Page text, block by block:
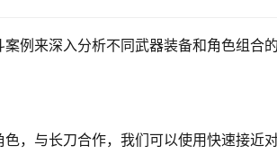
例来深入分析不同武器装备和角色组合的
，与长刀合作，我们可以使用快速接近